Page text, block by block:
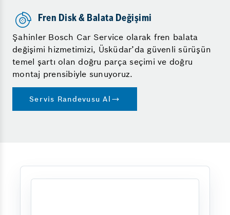
Fren Disk & Balata Değişimi
Şahinler Bosch Car Service olarak fren balata
değişimi hizmetimizi, Üsküdar’da güvenli sürüşün
temel şartı olan doğru parça seçimi ve doğru
montaj prensibiyle sunuyoruz.
Servis Randevusu Al